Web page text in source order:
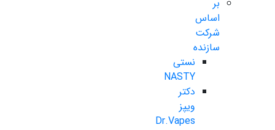
بر
اساس
شرکت
سازنده
نستی
NASTY
دکتر
ویپز
Dr.Vapes